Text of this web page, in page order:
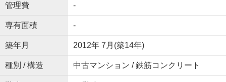
管理費 -
専有面積 -
築年月 2012年 7月(築14年)
種別 / 構造 中古マンション / 鉄筋コンクリート